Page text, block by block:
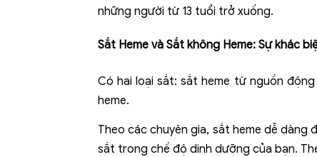
những người từ 13 tuổi trở xuống.
Sắt Heme và Sắt không Heme: Sự khác
Có hai loại sắt: sắt heme từ nguồn
heme.
Theo các chuyên gia, sắt heme dễ
sắt trong chế độ dinh dưỡng của bạn.